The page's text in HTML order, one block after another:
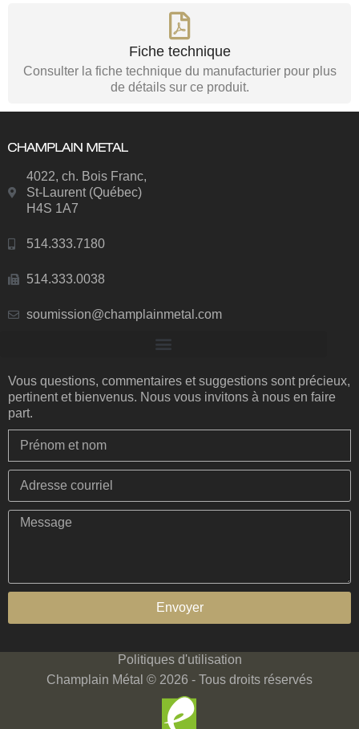
Fiche technique
Consulter la fiche technique du manufacturier pour plus
de détails sur ce produit.
4022, ch. Bois Franc,
St-Laurent (Québec)
H4S 1A7
514.333.7180
514.333.0038
soumission@champlainmetal.com
Vous questions, commentaires et suggestions sont précieux,
pertinent et bienvenus. Nous vous invitons à nous en faire
part.
Envoyer
Politiques d'utilisation
Champlain Métal © 2026 - Tous droits réservés